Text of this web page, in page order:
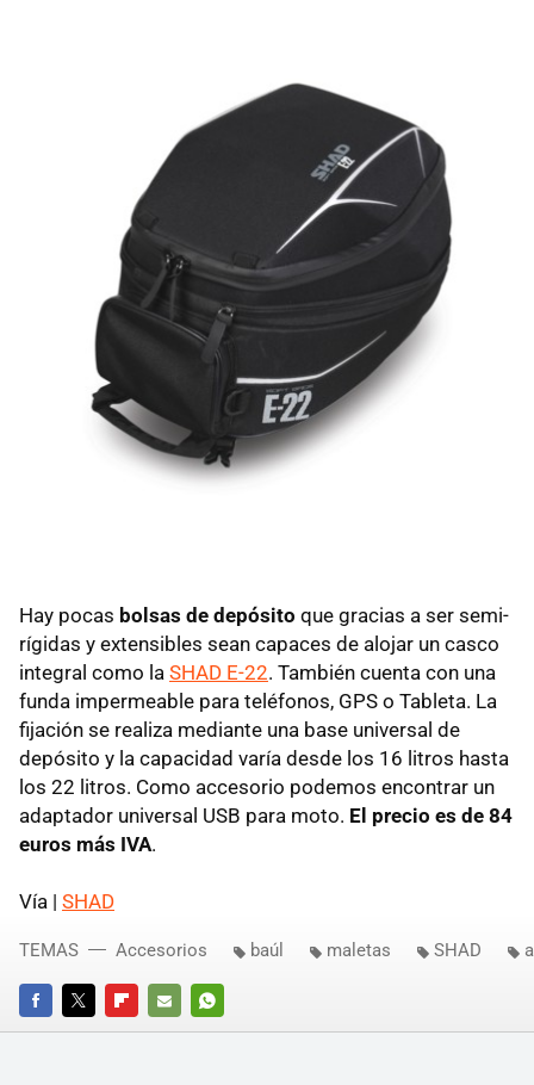
Hay pocas bolsas de depósito que gracias a ser semi-
rígidas y extensibles sean capaces de alojar un casco
integral como la SHAD E-22. También cuenta con una
funda impermeable para teléfonos, GPS o Tableta. La
fijación se realiza mediante una base universal de
depósito y la capacidad varía desde los 16 litros hasta
los 22 litros. Como accesorio podemos encontrar un
adaptador universal USB para moto. El precio es de 84
euros más IVA.
Vía | SHAD
FACEBOOKTWITTERFLIPBOARD
E-
WHATSAPP
TEMAS Accesorios baúl maletas SHAD